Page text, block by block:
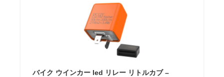
バイク ウインカー led リレー リトルカブ –